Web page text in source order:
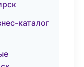
каталог